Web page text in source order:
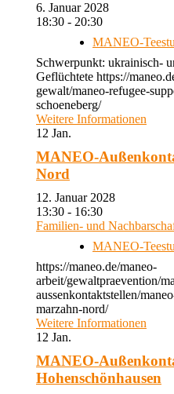
6. Januar 2028
18:30 - 20:30
MANEO-
Schwerpunkt: ukrainisch-
Geflüchtete https://
gewalt/maneo-refugee-
schoeneberg/
Weitere Informationen
12 Jan.
MANEO-
Nord
12. Januar 2028
13:30 - 16:30
Familien- und
MANEO-
https://maneo.de/maneo-
arbeit/gewaltpraevention/
aussenkontaktstellen/
marzahn-nord/
Weitere Informationen
12 Jan.
MANEO-
Hohenschönhausen